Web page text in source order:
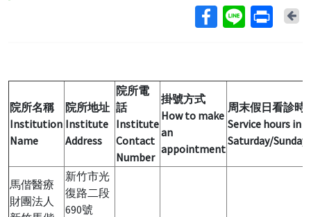
院所名稱
Institution
Name
院所地址
Institute
Address
院所電
話
Institute
Contact
Number
掛號方式
How to make
an
appointment
周末假日看診時
Service hours in
Saturday/
馬偕醫療
財團法人
新竹市光
復路二段
690號